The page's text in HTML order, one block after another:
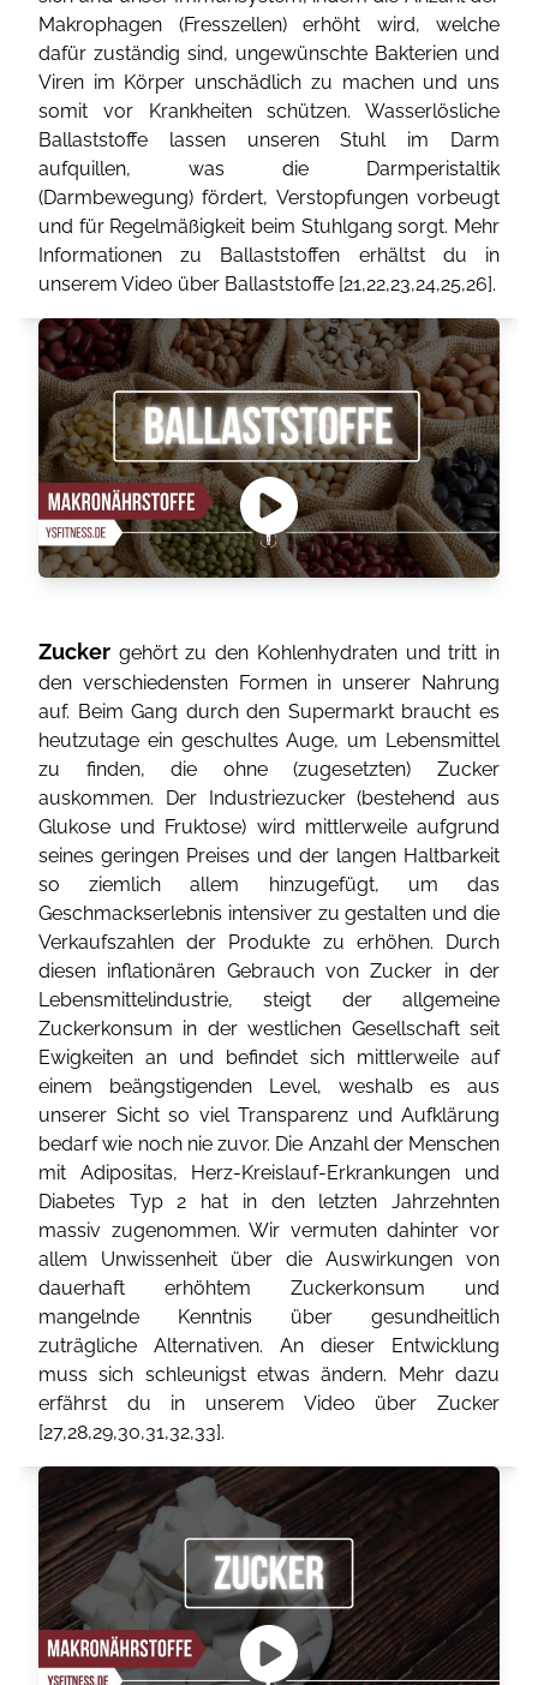
Makrophagen (Fresszellen) erhöht wird, welche
dafür zuständig sind, ungewünschte Bakterien und
Viren im Körper unschädlich zu machen und uns
somit vor Krankheiten schützen. Wasserlösliche
Ballaststoffe lassen unseren Stuhl im Darm
aufquillen, was die Darmperistaltik
(Darmbewegung) fördert, Verstopfungen vorbeugt
und für Regelmäßigkeit beim Stuhlgang sorgt. Mehr
Informationen zu Ballaststoffen erhältst du in
unserem Video über Ballaststoffe [21,22,23,24,25,26].
Zucker gehört zu den Kohlenhydraten und tritt in
den verschiedensten Formen in unserer Nahrung
auf. Beim Gang durch den Supermarkt braucht es
heutzutage ein geschultes Auge, um Lebensmittel
zu finden, die ohne (zugesetzten) Zucker
auskommen. Der Industriezucker (bestehend aus
Glukose und Fruktose) wird mittlerweile aufgrund
seines geringen Preises und der langen Haltbarkeit
so ziemlich allem hinzugefügt, um das
Geschmackserlebnis intensiver zu gestalten und die
Verkaufszahlen der Produkte zu erhöhen. Durch
diesen inflationären Gebrauch von Zucker in der
Lebensmittelindustrie, steigt der allgemeine
Zuckerkonsum in der westlichen Gesellschaft seit
Ewigkeiten an und befindet sich mittlerweile auf
einem beängstigenden Level, weshalb es aus
unserer Sicht so viel Transparenz und Aufklärung
bedarf wie noch nie zuvor. Die Anzahl der Menschen
mit Adipositas, Herz-Kreislauf-Erkrankungen und
Diabetes Typ 2 hat in den letzten Jahrzehnten
massiv zugenommen. Wir vermuten dahinter vor
allem Unwissenheit über die Auswirkungen von
dauerhaft erhöhtem Zuckerkonsum und
mangelnde Kenntnis über gesundheitlich
zuträgliche Alternativen. An dieser Entwicklung
muss sich schleunigst etwas ändern. Mehr dazu
erfährst du in unserem Video über Zucker
[27,28,29,30,31,32,33].